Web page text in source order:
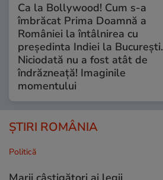
Ca la Bollywood! Cum s-a
îmbrăcat Prima Doamnă a
României la întâlnirea cu
președinta Indiei la București.
Niciodată nu a fost atât de
îndrăzneață! Imaginile
momentului
ȘTIRI ROMÂNIA
Politică